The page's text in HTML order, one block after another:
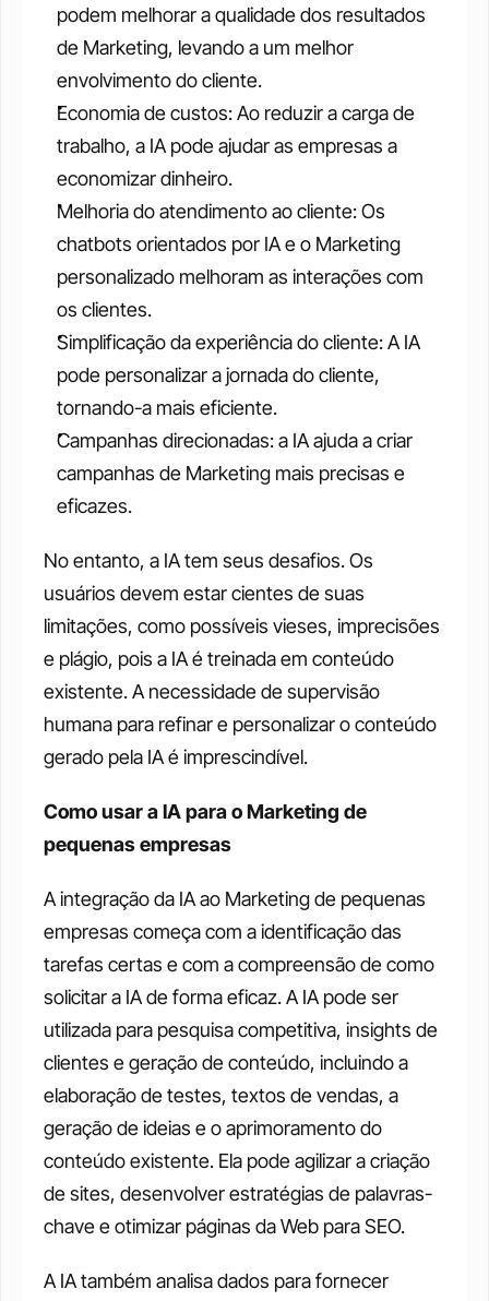
podem melhorar a qualidade dos resultados
de Marketing, levando a um melhor
envolvimento do cliente.
Economia de custos: Ao reduzir a carga de
trabalho, a IA pode ajudar as empresas a
economizar dinheiro.
Melhoria do atendimento ao cliente: Os
chatbots orientados por IA e o Marketing
personalizado melhoram as interações com
os clientes.
Simplificação da experiência do cliente: A IA
pode personalizar a jornada do cliente,
tornando-a mais eficiente.
Campanhas direcionadas: a IA ajuda a criar
campanhas de Marketing mais precisas e
eficazes.
No entanto, a IA tem seus desafios. Os
usuários devem estar cientes de suas
limitações, como possíveis vieses, imprecisões
e plágio, pois a IA é treinada em conteúdo
existente. A necessidade de supervisão
humana para refinar e personalizar o conteúdo
gerado pela IA é imprescindível.
Como usar a IA para o Marketing de
pequenas empresas
A integração da IA ao Marketing de pequenas
empresas começa com a identificação das
tarefas certas e com a compreensão de como
solicitar a IA de forma eficaz. A IA pode ser
utilizada para pesquisa competitiva, insights de
clientes e geração de conteúdo, incluindo a
elaboração de testes, textos de vendas, a
geração de ideias e o aprimoramento do
conteúdo existente. Ela pode agilizar a criação
de sites, desenvolver estratégias de palavras-
chave e otimizar páginas da Web para SEO.
A IA também analisa dados para fornecer